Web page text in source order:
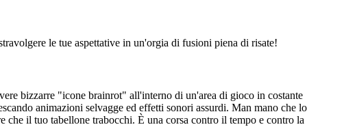
le tue aspettative in un'orgia di fusioni piena di risate!
bizzarre "icone brainrot" all'interno di un'area di gioco in costante
animazioni selvagge ed effetti sonori assurdi. Man mano che lo
che il tuo tabellone trabocchi. È una corsa contro il tempo e contro la